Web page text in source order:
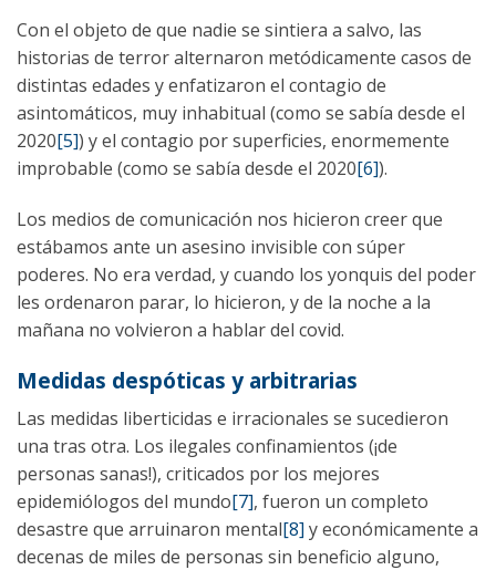
Con el objeto de que nadie se sintiera a salvo, las
historias de terror alternaron metódicamente casos de
distintas edades y enfatizaron el contagio de
asintomáticos, muy inhabitual (como se sabía desde el
2020[5]) y el contagio por superficies, enormemente
improbable (como se sabía desde el 2020[6]).
Los medios de comunicación nos hicieron creer que
estábamos ante un asesino invisible con súper
poderes. No era verdad, y cuando los yonquis del poder
les ordenaron parar, lo hicieron, y de la noche a la
mañana no volvieron a hablar del covid.
Medidas despóticas y arbitrarias
Las medidas liberticidas e irracionales se sucedieron
una tras otra. Los ilegales confinamientos (¡de
personas sanas!), criticados por los mejores
epidemiólogos del mundo[7], fueron un completo
desastre que arruinaron mental[8] y económicamente a
decenas de miles de personas sin beneficio alguno,